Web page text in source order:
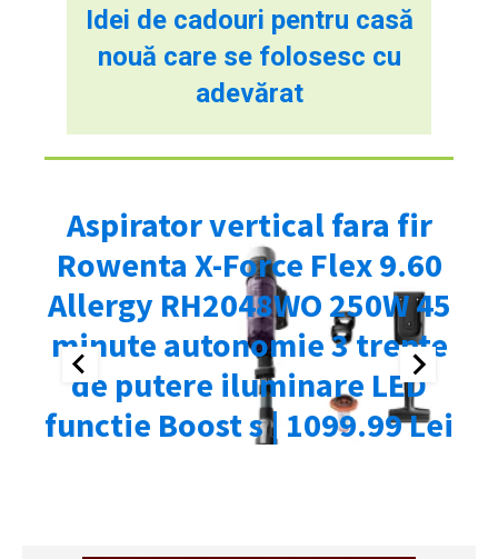
Idei de cadouri pentru casă
nouă care se folosesc cu
adevărat